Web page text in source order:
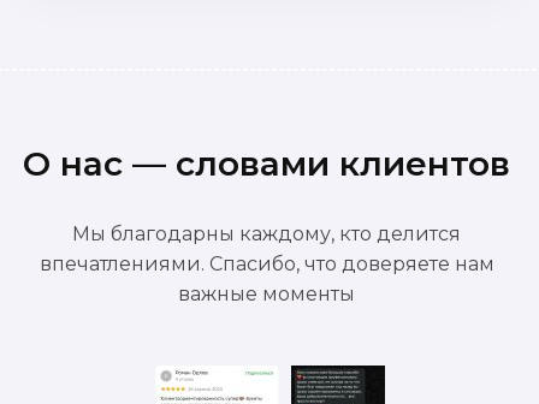
О нас — словами клиентов
Мы благодарны каждому, кто делится
впечатлениями. Спасибо, что доверяете нам
важные моменты